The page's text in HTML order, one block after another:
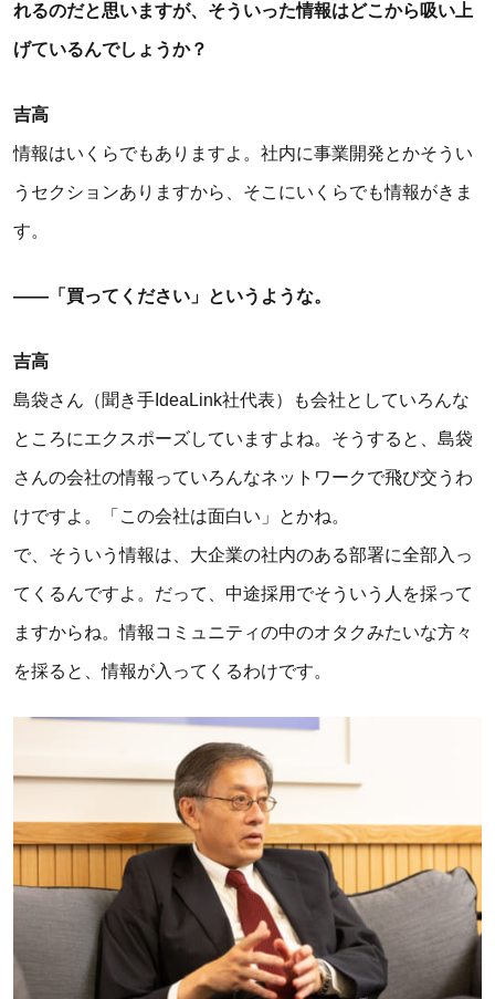
れるのだと思いますが、そういった情報はどこから吸い上
げているんでしょうか？
吉高
情報はいくらでもありますよ。社内に事業開発とかそうい
うセクションありますから、そこにいくらでも情報がきま
す。
――「買ってください」というような。
吉高
島袋さん（聞き手IdeaLink社代表）も会社としていろんな
ところにエクスポーズしていますよね。そうすると、島袋
さんの会社の情報っていろんなネットワークで飛び交うわ
けですよ。「この会社は面白い」とかね。
で、そういう情報は、大企業の社内のある部署に全部入っ
てくるんですよ。だって、中途採用でそういう人を採って
ますからね。情報コミュニティの中のオタクみたいな方々
を採ると、情報が入ってくるわけです。